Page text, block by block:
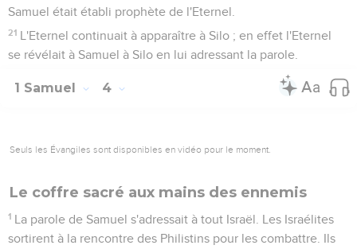
Samuel était établi prophète de l'Eternel.
21 L'Eternel continuait à apparaître à Silo ; en effet l'Eternel
se révélait à Samuel à Silo en lui adressant la parole.
1 Samuel 4
Seuls les Évangiles sont disponibles en vidéo pour le moment.
Le coffre sacré aux mains des ennemis
1 La parole de Samuel s'adressait à tout Israël. Les Israélites
sortirent à la rencontre des Philistins pour les combattre. Ils